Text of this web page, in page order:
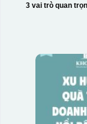
3 vai trò quan